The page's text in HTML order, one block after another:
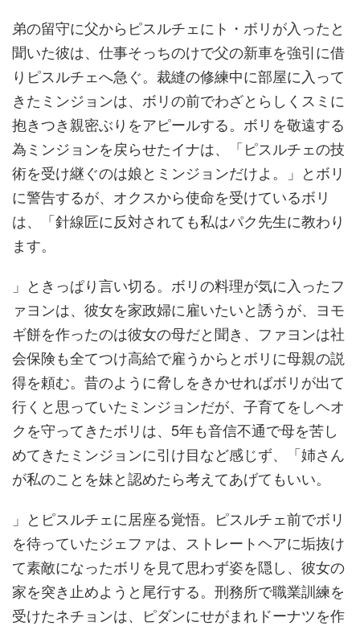
弟の留守に父からピスルチェにト・ボリが入ったと
聞いた彼は、仕事そっちのけで父の新車を強引に借
りピスルチェへ急ぐ。裁縫の修練中に部屋に入って
きたミンジョンは、ボリの前でわざとらしくスミに
抱きつき親密ぶりをアピールする。ボリを敬遠する
為ミンジョンを戻らせたイナは、「ピスルチェの技
術を受け継ぐのは娘とミンジョンだけよ。」とボリ
に警告するが、オクスから使命を受けているボリ
は、「針線匠に反対されても私はパク先生に教わり
ます。
」ときっぱり言い切る。ボリの料理が気に入ったフ
ァヨンは、彼女を家政婦に雇いたいと誘うが、ヨモ
ギ餅を作ったのは彼女の母だと聞き、ファヨンは社
会保険も全てつけ高給で雇うからとボリに母親の説
得を頼む。昔のように脅しをきかせればボリが出て
行くと思っていたミンジョンだが、子育てをしヘオ
クを守ってきたボリは、5年も音信不通で母を苦し
めてきたミンジョンに引け目など感じず、「姉さん
が私のことを妹と認めたら考えてあげてもいい。
」とピスルチェに居座る覚悟。ピスルチェ前でボリ
を待っていたジェファは、ストレートヘアに垢抜け
て素敵になったボリを見て思わず姿を隠し、彼女の
家を突き止めようと尾行する。刑務所で職業訓練を
受けたネチョンは、ピダンにせがまれドーナツを作